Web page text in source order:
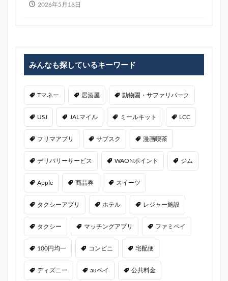
2026年5月18日
みんなも探しているキーワード
Tマネー 居酒屋 動物園・サファリパーク
USJ JALマイル ミールキット LCC
フリマアプリ サブスク 漫画喫茶
デリバリーサービス WAONポイント ジム
Apple 商品券 スイーツ
タクシーアプリ ホテル レジャー施設
タクシー マッチングアプリ ファミペイ
100円均一 コンビニ 宅配便
ディズニー auペイ 公共料金